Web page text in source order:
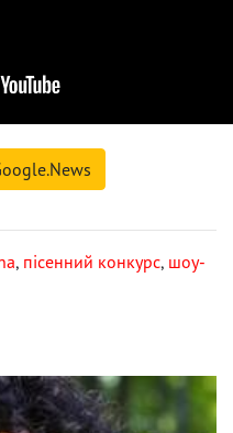
, пісенний конкурс, шоу-